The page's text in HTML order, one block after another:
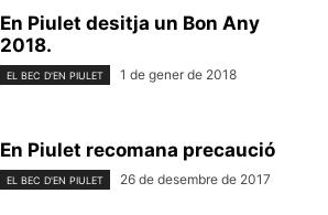
En Piulet desitja un Bon Any
2018.
EL BEC D'EN PIULET 1 de gener de 2018
En Piulet recomana precaució
EL BEC D'EN PIULET 26 de desembre de 2017